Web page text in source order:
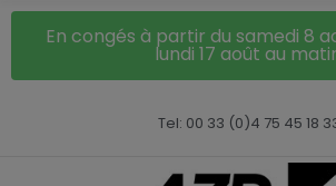
En congés à partir du samedi 8
lundi 17 août au
Tel: 00 33 (0)4 75 45 18